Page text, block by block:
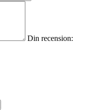
Din recension: